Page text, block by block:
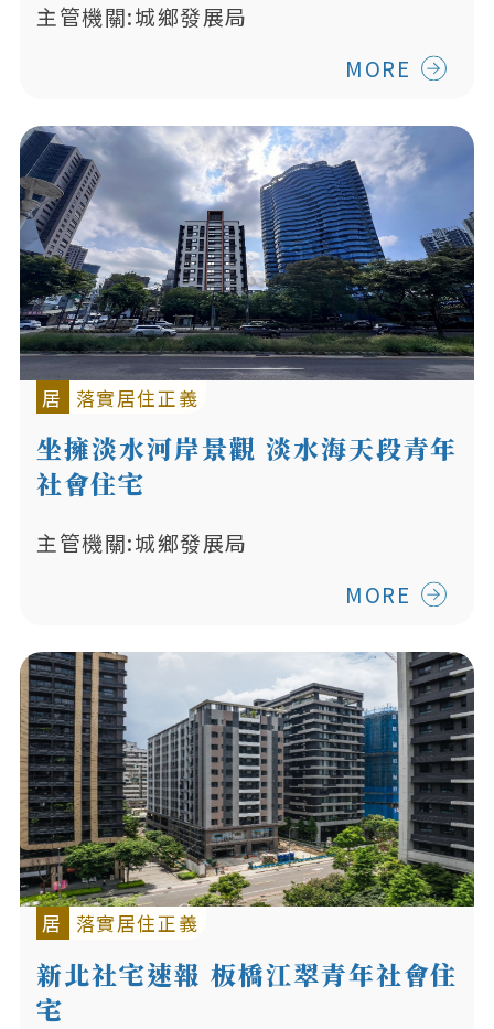
主管機關:城鄉發展局
MORE
居 落實居住正義
坐擁淡水河岸景觀 淡水海天段青年
社會住宅
主管機關:城鄉發展局
MORE
居 落實居住正義
新北社宅速報 板橋江翠青年社會住
宅